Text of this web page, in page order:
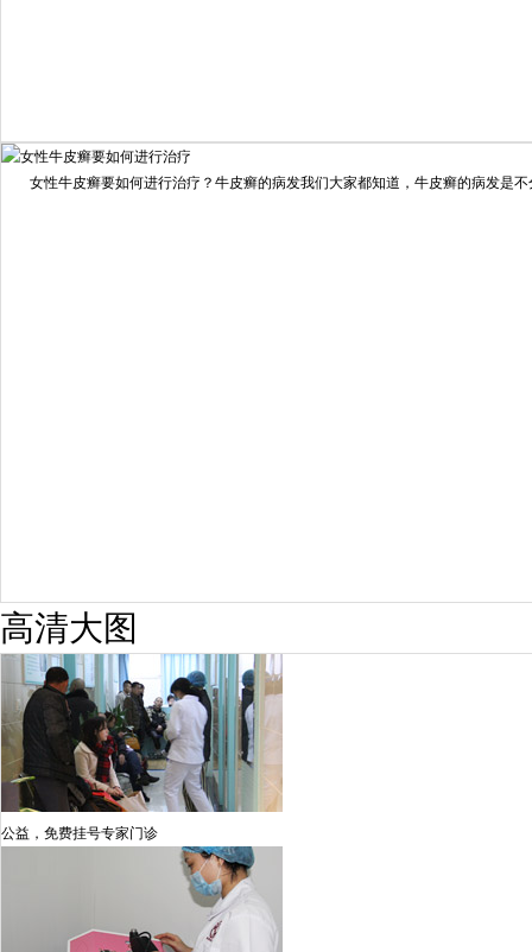
我要咨询 我要预约
女性牛皮癣要如何进行治疗？牛皮癣的病发我们大家都知道，牛皮癣的病发是不
高清大图
公益，免费挂号专家门诊